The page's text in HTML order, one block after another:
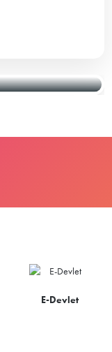
E-Devlet